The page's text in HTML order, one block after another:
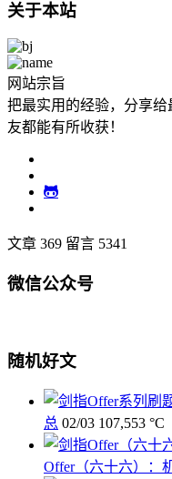
关于本站
网站宗旨
把最实用的经验，分享
友都能有所收获！
文章 369 留言 5341
微信公众号
随机好文
总 02/03 107,553 °C
Offer（六十六）：